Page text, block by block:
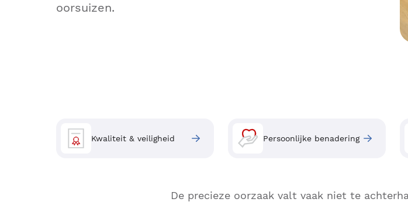
oorsuizen.
Kwaliteit & veiligheid Persoonlijke benadering
De precieze oorzaak valt vaak niet te